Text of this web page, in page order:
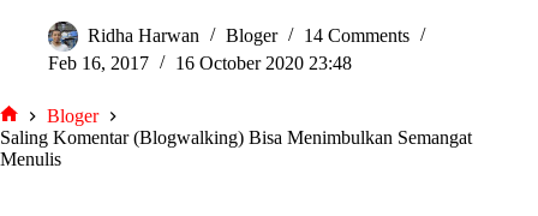
Ridha Harwan Bloger
14 Comments
Feb 16, 2017
16 October 2020 23:48
tarjiem
Bloger
Saling Komentar (Blogwalking) Bisa Menimbulkan Semangat
Menulis